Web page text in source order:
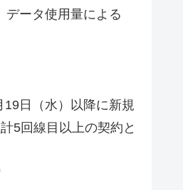
データ使用量による
日（水）以降に新規
5回線目以上の契約と